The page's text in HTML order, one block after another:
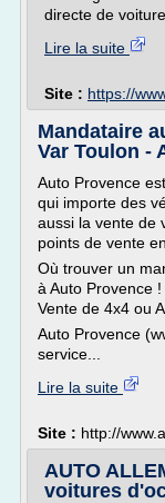
directe de
Lire la suite
Site : https://
Mandataire
Var Toulon -
Auto Provence
qui importe des
aussi la vente de
points de vente
Où trouver un
à Auto Provence
Vente de 4x4 ou
Auto Provence
service...
Lire la suite
Site : http://
AUTO
voitures